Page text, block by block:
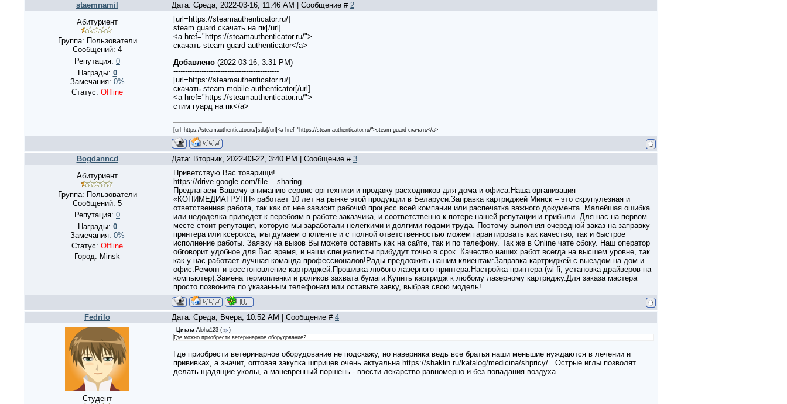
staemnamil Дата: Среда, 2022-03-16, 11:46 AM | Сообщение # 2
Абитуриент
Группа: Пользователи
Сообщений: 4
Репутация: 0
Награды: 0
Замечания: 0%
Статус: Offline
[url=https://steamauthenticator.ru/]
steam guard скачать на пк[/url]
<a href="https://steamauthenticator.ru/">
скачать steam guard authenticator</a>
Добавлено (2022-03-16, 3:31 PM)
---------------------------------------------
[url=https://steamauthenticator.ru/]
скачать steam mobile authenticator[/url]
<a href="https://steamauthenticator.ru/">
стим гуард на пк</a>
[url=https://steamauthenticator.ru/]sda[/url]<a href="https://steamauthenticator.ru/">steam guard скачать</a>
Bogdanncd Дата: Вторник, 2022-03-22, 3:40 PM | Сообщение # 3
Абитуриент
Группа: Пользователи
Сообщений: 5
Репутация: 0
Награды: 0
Замечания: 0%
Статус: Offline
Город: Minsk
Приветствую Вас товарищи!
https://drive.google.com/file....sharing
Предлагаем Вашему вниманию сервис оргтехники и продажу расходников для дома и офиса.Наша организация
«КОПИМЕДИАГРУПП» работает 10 лет на рынке этой продукции в Беларуси.Заправка картриджей Минск – это скрупулезная и
ответственная работа, так как от нее зависит рабочий процесс всей компании или распечатка важного документа. Малейшая ошибка
или недоделка приведет к перебоям в работе заказчика, и соответственно к потере нашей репутации и прибыли. Для нас на первом
месте стоит репутация, которую мы заработали нелегкими и долгими годами труда. Поэтому выполняя очередной заказ на заправку
принтера или ксерокса, мы думаем о клиенте и с полной ответственностью можем гарантировать как качество, так и быстрое
исполнение работы. Заявку на вызов Вы можете оставить как на сайте, так и по телефону. Так же в Online чате сбоку. Наш оператор
обговорит удобное для Вас время, и наши специалисты прибудут точно в срок. Качество наших работ всегда на высшем уровне, так
как у нас работает лучшая команда профессионалов!Рады предложить нашим клиентам:Заправка картриджей с выездом на дом и
офис.Ремонт и восстоновление картриджей.Прошивка любого лазерного принтера.Настройка принтера (wi-fi, установка драйверов на
компьютер).Замена термопленки и роликов захвата бумаги.Купить картридж к любому лазерному картриджу.Для заказа мастера
просто позвоните по указанным телефонам или оставьте завку, выбрав свою модель!
Fedrilo Дата: Среда, Вчера, 10:52 AM | Сообщение # 4
Студент
Цитата Aloha123 (
)
Где можно приобрести ветеринарное оборудование?
Где приобрести ветеринарное оборудование не подскажу, но наверняка ведь все братья наши меньшие нуждаются в лечении и
прививках, а значит, оптовая закупка шприцев очень актуальна https://shaklin.ru/katalog/medicina/shpricy/ . Острые иглы позволят
делать щадящие уколы, а маневренный поршень - ввести лекарство равномерно и без попадания воздуха.